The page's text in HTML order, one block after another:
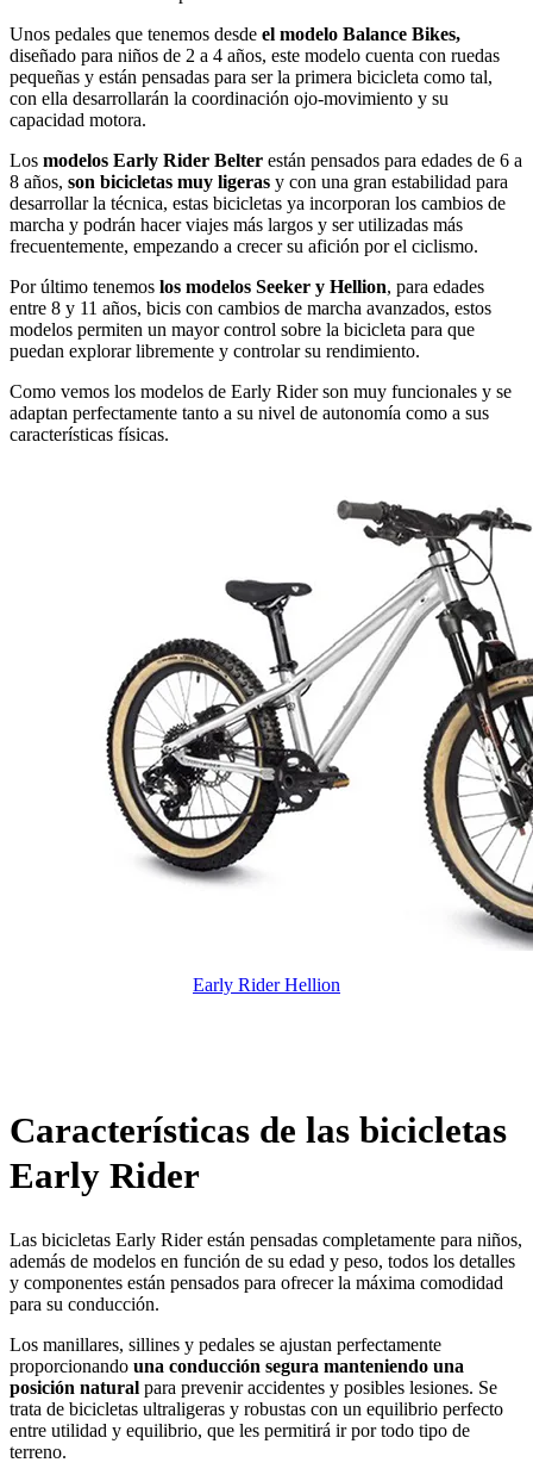
Unos pedales que tenemos desde el modelo Balance Bikes,
diseñado para niños de 2 a 4 años, este modelo cuenta con ruedas
pequeñas y están pensadas para ser la primera bicicleta como tal,
con ella desarrollarán la coordinación ojo-movimiento y su
capacidad motora.
Los modelos Early Rider Belter están pensados para edades de 6 a
8 años, son bicicletas muy ligeras y con una gran estabilidad para
desarrollar la técnica, estas bicicletas ya incorporan los cambios de
marcha y podrán hacer viajes más largos y ser utilizadas más
frecuentemente, empezando a crecer su afición por el ciclismo.
Por último tenemos los modelos Seeker y Hellion, para edades
entre 8 y 11 años, bicis con cambios de marcha avanzados, estos
modelos permiten un mayor control sobre la bicicleta para que
puedan explorar libremente y controlar su rendimiento.
Como vemos los modelos de Early Rider son muy funcionales y se
adaptan perfectamente tanto a su nivel de autonomía como a sus
características físicas.
Early Rider Hellion
Características de las bicicletas
Early Rider
Las bicicletas Early Rider están pensadas completamente para niños,
además de modelos en función de su edad y peso, todos los detalles
y componentes están pensados para ofrecer la máxima comodidad
para su conducción.
Los manillares, sillines y pedales se ajustan perfectamente
proporcionando una conducción segura manteniendo una
posición natural para prevenir accidentes y posibles lesiones. Se
trata de bicicletas ultraligeras y robustas con un equilibrio perfecto
entre utilidad y equilibrio, que les permitirá ir por todo tipo de
terreno.